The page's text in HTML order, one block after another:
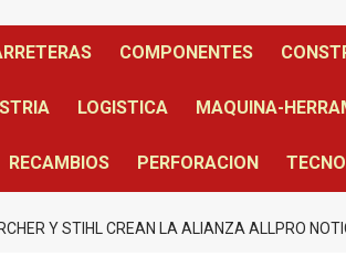
COMPONENTES
LOGISTICA MAQUINA-
RECAMBIOS PERFORACION
Y STIHL CREAN LA ALIANZA ALLPRO